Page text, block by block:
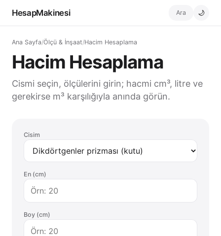
HesapMakinesi Ara 🌙
Ana Sayfa/Ölçü & İnşaat/Hacim Hesaplama
Hacim Hesaplama
Cismi seçin, ölçülerini girin; hacmi cm³, litre ve
gerekirse m³ karşılığıyla anında görün.
Cisim
En (cm)
Boy (cm)